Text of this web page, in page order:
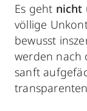
Es geht nicht
völlige
bewusst
werden nach
sanft